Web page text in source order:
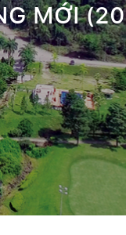
MỚI